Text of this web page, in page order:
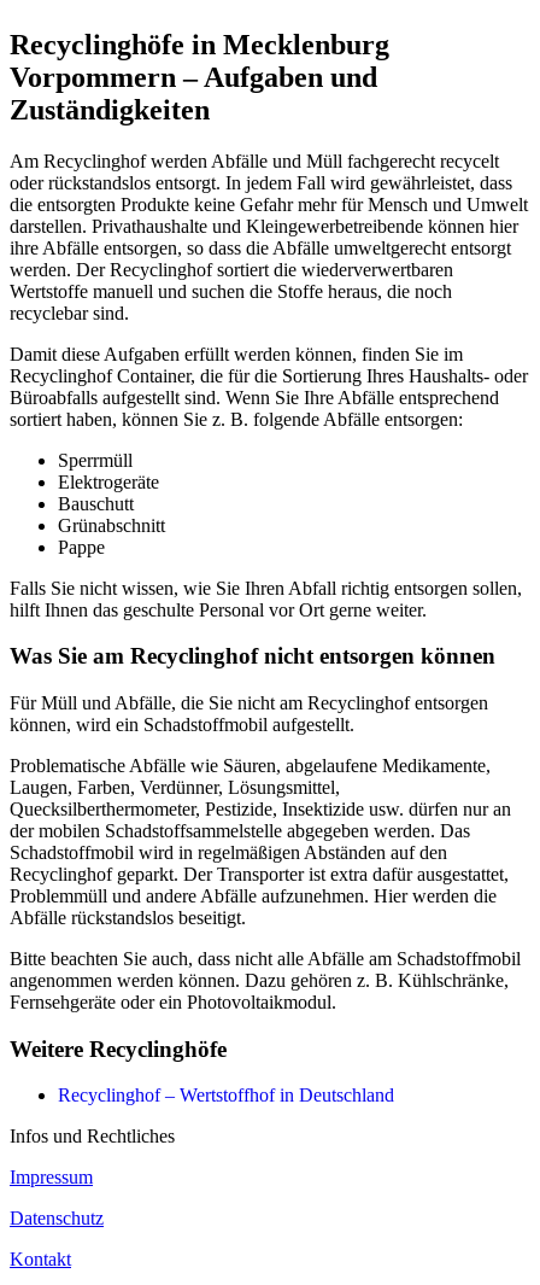
Recyclinghöfe in Mecklenburg
Vorpommern – Aufgaben und
Zuständigkeiten
Am Recyclinghof werden Abfälle und Müll fachgerecht recycelt
oder rückstandslos entsorgt. In jedem Fall wird gewährleistet, dass
die entsorgten Produkte keine Gefahr mehr für Mensch und Umwelt
darstellen. Privathaushalte und Kleingewerbetreibende können hier
ihre Abfälle entsorgen, so dass die Abfälle umweltgerecht entsorgt
werden. Der Recyclinghof sortiert die wiederverwertbaren
Wertstoffe manuell und suchen die Stoffe heraus, die noch
recyclebar sind.
Damit diese Aufgaben erfüllt werden können, finden Sie im
Recyclinghof Container, die für die Sortierung Ihres Haushalts- oder
Büroabfalls aufgestellt sind. Wenn Sie Ihre Abfälle entsprechend
sortiert haben, können Sie z. B. folgende Abfälle entsorgen:
Sperrmüll
Elektrogeräte
Bauschutt
Grünabschnitt
Pappe
Falls Sie nicht wissen, wie Sie Ihren Abfall richtig entsorgen sollen,
hilft Ihnen das geschulte Personal vor Ort gerne weiter.
Was Sie am Recyclinghof nicht entsorgen können
Für Müll und Abfälle, die Sie nicht am Recyclinghof entsorgen
können, wird ein Schadstoffmobil aufgestellt.
Problematische Abfälle wie Säuren, abgelaufene Medikamente,
Laugen, Farben, Verdünner, Lösungsmittel,
Quecksilberthermometer, Pestizide, Insektizide usw. dürfen nur an
der mobilen Schadstoffsammelstelle abgegeben werden. Das
Schadstoffmobil wird in regelmäßigen Abständen auf den
Recyclinghof geparkt. Der Transporter ist extra dafür ausgestattet,
Problemmüll und andere Abfälle aufzunehmen. Hier werden die
Abfälle rückstandslos beseitigt.
Bitte beachten Sie auch, dass nicht alle Abfälle am Schadstoffmobil
angenommen werden können. Dazu gehören z. B. Kühlschränke,
Fernsehgeräte oder ein Photovoltaikmodul.
Weitere Recyclinghöfe
Recyclinghof – Wertstoffhof in Deutschland
Infos und Rechtliches
Impressum
Datenschutz
Kontakt